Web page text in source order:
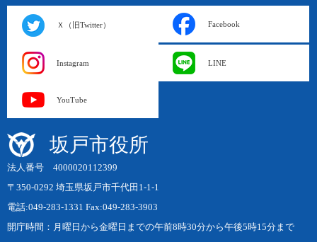
Ｘ（旧Twitter） Facebook
Instagram LINE
YouTube
坂戸市役所
法人番号 4000020112399
〒350-0292 埼玉県坂戸市千代田1-1-1
電話:049-283-1331 Fax:049-283-3903
開庁時間：月曜日から金曜日までの午前8時30分から午後5時15分まで